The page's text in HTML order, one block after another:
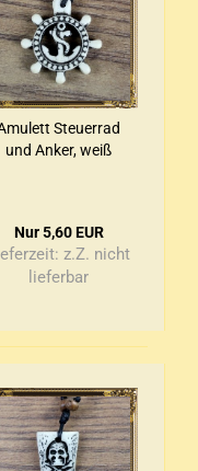
Steu­er­rad
und Anker, weiß
Nur 5,60 EUR
z.Z. nicht
lieferbar